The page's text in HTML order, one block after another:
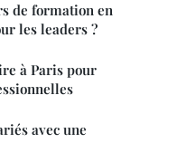
de formation en
les leaders ?
à Paris pour
avec une